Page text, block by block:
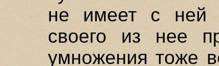
не имеет с ней
своего из нее
умножения тоже